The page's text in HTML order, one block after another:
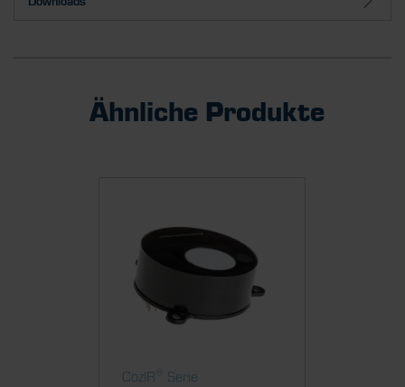
Ähnliche Produkte
CozIR Serie